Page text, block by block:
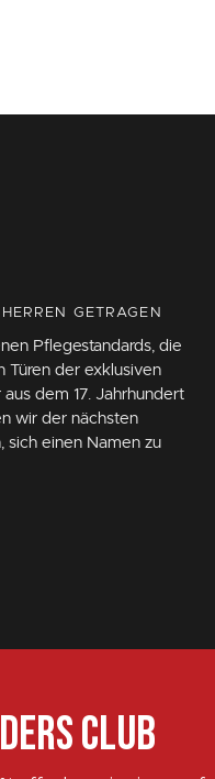
GETRAGEN
Pflegestandards, die
Türen der exklusiven
dem 17. Jahrhundert
wir der nächsten
sich einen Namen zu
Club